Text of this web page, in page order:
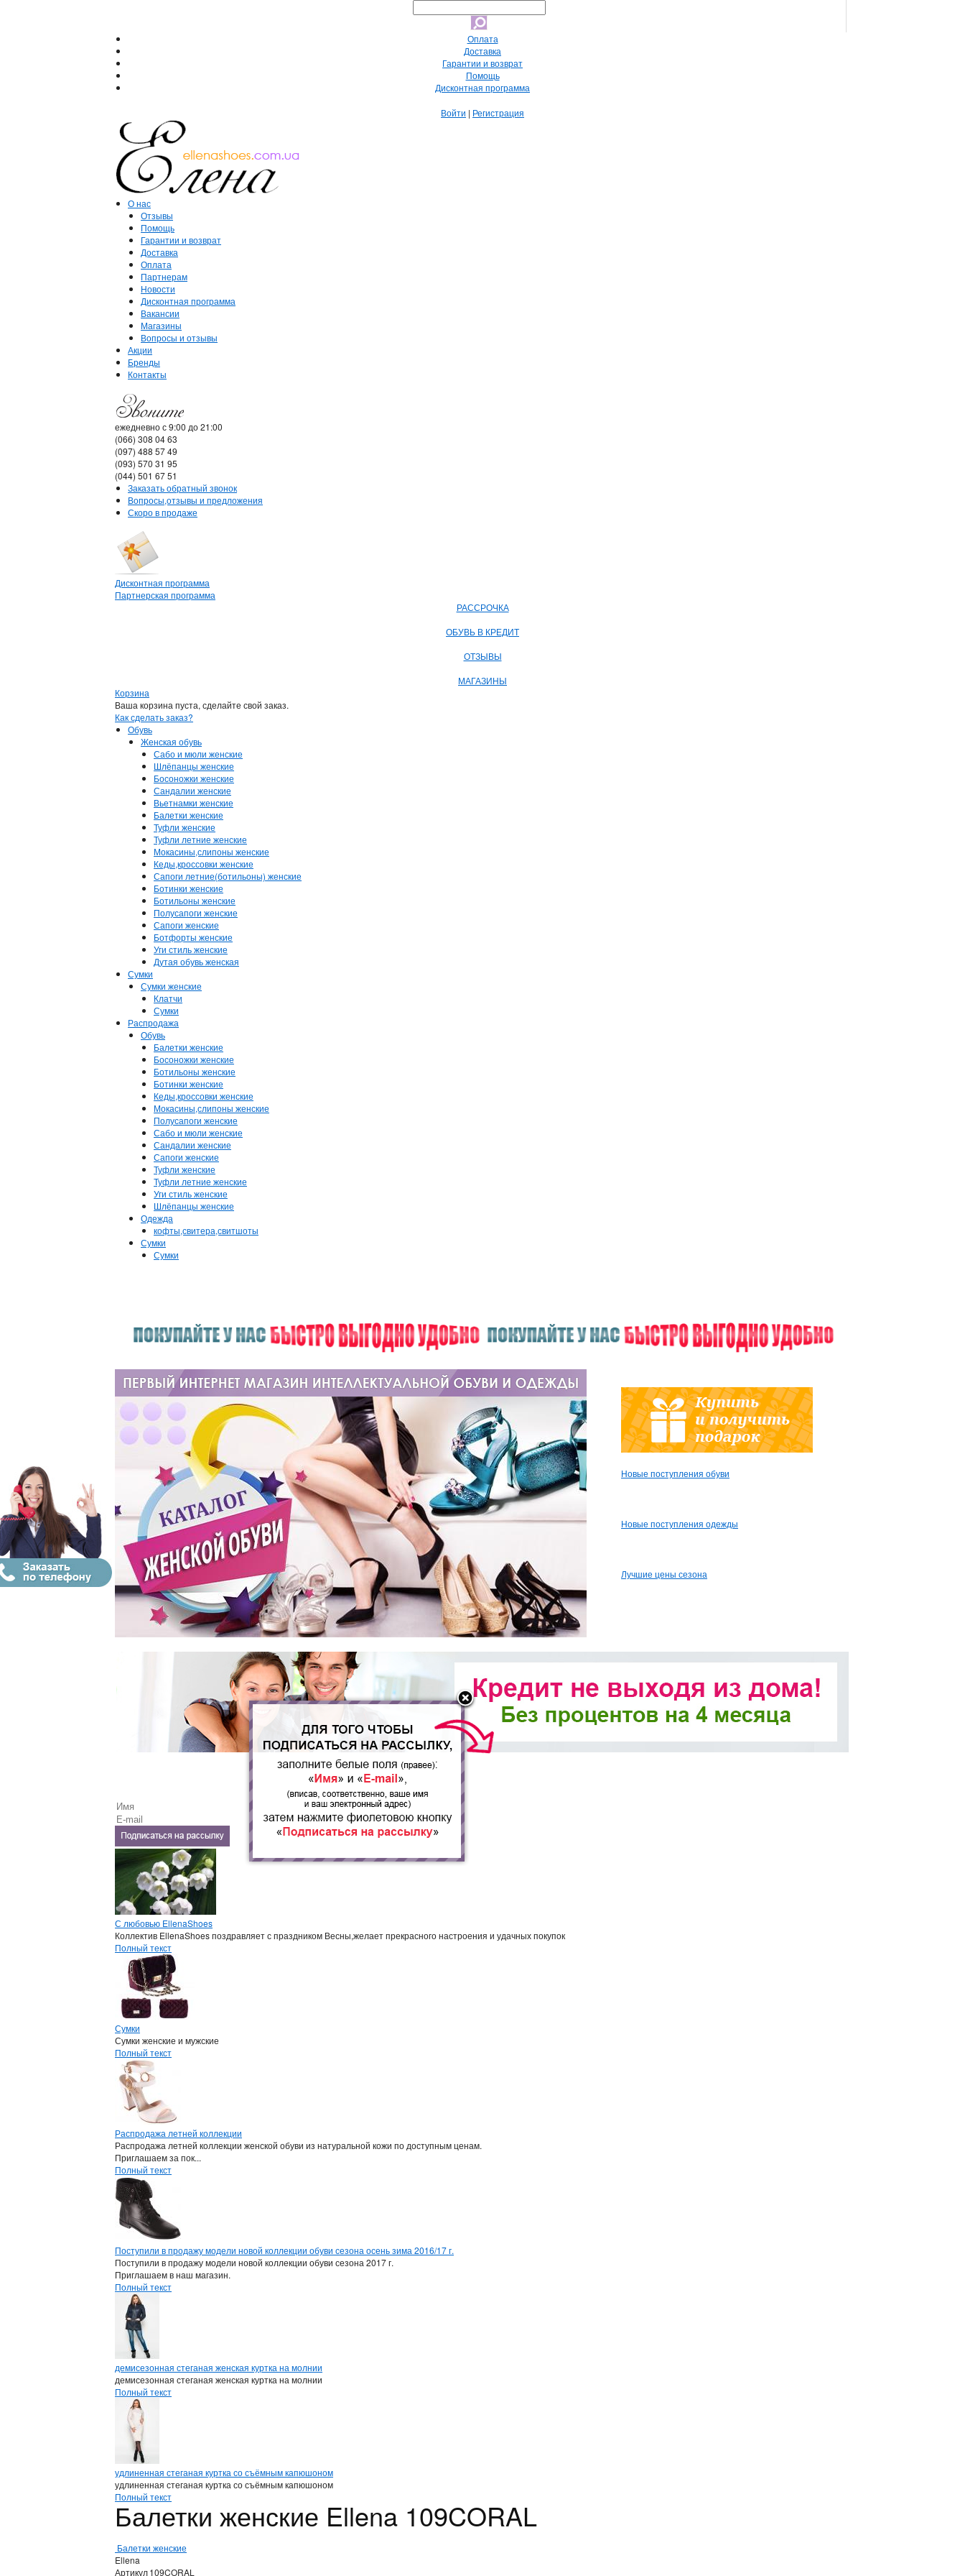
Оплата
Доставка
Гарантии и возврат
Помощь
Дисконтная программа
Войти | Регистрация
О нас
Отзывы
Помощь
Гарантии и возврат
Доставка
Оплата
Партнерам
Новости
Дисконтная программа
Вакансии
Магазины
Вопросы и отзывы
Акции
Бренды
Контакты
ежедневно с 9:00 до 21:00
(066) 308 04 63
(097) 488 57 49
(093) 570 31 95
(044) 501 67 51
Заказать обратный звонок
Вопросы,отзывы и предложения
Скоро в продаже
Дисконтная программа
Партнерская программа
РАССРОЧКА
ОБУВЬ В КРЕДИТ
ОТЗЫВЫ
МАГАЗИНЫ
Корзина
Ваша корзина пуста, сделайте свой заказ.
Как сделать заказ?
Обувь
Женская обувь
Сабо и мюли женские
Шлёпанцы женские
Босоножки женские
Сандалии женские
Вьетнамки женские
Балетки женские
Туфли женские
Туфли летние женские
Мокасины,слипоны женские
Кеды,кроссовки женские
Сапоги летние(ботильоны) женские
Ботинки женские
Ботильоны женские
Полусапоги женские
Сапоги женские
Ботфорты женские
Уги стиль женские
Дутая обувь женская
Сумки
Сумки женские
Клатчи
Сумки
Распродажа
Обувь
Балетки женские
Босоножки женские
Ботильоны женские
Ботинки женские
Кеды,кроссовки женские
Мокасины,слипоны женские
Полусапоги женские
Сабо и мюли женские
Сандалии женские
Сапоги женские
Туфли женские
Туфли летние женские
Уги стиль женские
Шлёпанцы женские
Одежда
кофты,свитера,свитшоты
Сумки
Сумки
Новые поступления обуви
Новые поступления одежды
Лучшие цены сезона
С любовью EllenaShoes
Коллектив EllenaShoes поздравляет с праздником Весны,желает прекрасного настроения и удачных покупок
Полный текст
Сумки
Сумки женские и мужские
Полный текст
Распродажа летней коллекции
Распродажа летней коллекции женской обуви из натуральной кожи по доступным ценам.
Приглашаем за пок...
Полный текст
Поступили в продажу модели новой коллекции обуви сезона осень зима 2016/17 г.
Поступили в продажу модели новой коллекции обуви сезона 2017 г.
Приглашаем в наш магазин.
Полный текст
демисезонная стеганая женская куртка на молнии
демисезонная стеганая женская куртка на молнии
Полный текст
удлиненная стеганая куртка со съёмным капюшоном
удлиненная стеганая куртка со съёмным капюшоном
Полный текст
Балетки женские Ellena 109CORAL
Балетки женские
Ellena
Артикул109CORAL